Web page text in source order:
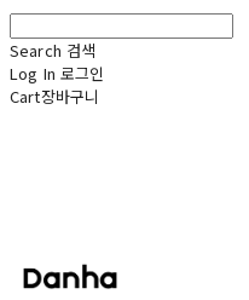
Search 검색
Log In 로그인
Cart장바구니